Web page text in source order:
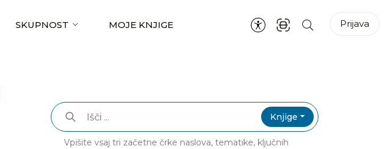
SKUPNOST MOJE KNJIGE Prijava
Knjige
Vpišite vsaj tri začetne črke naslova, tematike, ključnih